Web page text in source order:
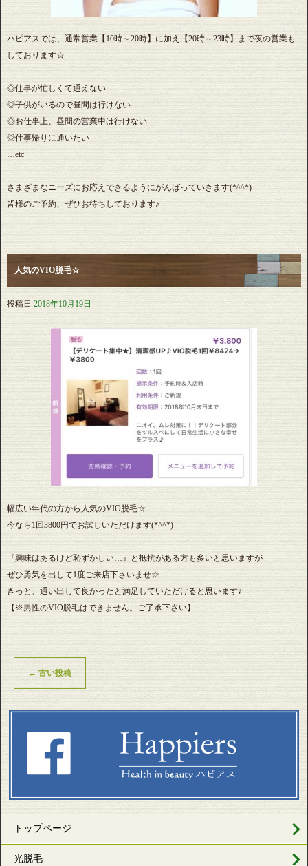
ハピアスでは、通常営業【10時～20時】に加え【20時～23時】まで夜の営業も
しております☆
◎仕事が忙しくて通えない
◎子供がいるので昼間は行けない
◎お仕事上、昼間の営業中は行けない
◎仕事帰りに通いたい
…etc
さまざまなニーズにお応えできるようにがんばっていきます(*^^*)
皆様のご予約、ぜひお待ちしております♪
人気のVIO脱毛☆
投稿日 2018年10月19日
幅広い年代の方から人気のVIO脱毛☆
今なら1回3800円でお試しいただけます(*^^*)
『興味はあるけど恥ずかしい…』と抵抗がある方も多いと思いますが
ぜひ勇気を出して1度ご来店下さいませ☆
きっと、通い出して良かったと満足していただけると思います♪
【※男性のVIO脱毛はできません。ご了承下さい】
← 古い投稿
トップページ
光脱毛